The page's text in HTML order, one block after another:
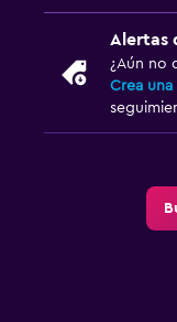
Alertas
¿Aún no
Crea